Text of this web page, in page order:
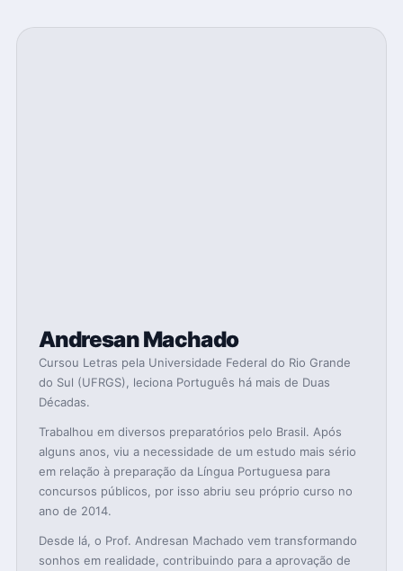
Andresan Machado
Cursou Letras pela Universidade Federal do Rio Grande
do Sul (UFRGS), leciona Português há mais de Duas
Décadas.
Trabalhou em diversos preparatórios pelo Brasil. Após
alguns anos, viu a necessidade de um estudo mais sério
em relação à preparação da Língua Portuguesa para
concursos públicos, por isso abriu seu próprio curso no
ano de 2014.
Desde lá, o Prof. Andresan Machado vem transformando
sonhos em realidade, contribuindo para a aprovação de